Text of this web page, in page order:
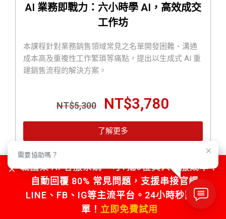
AI 業務即戰力：六小時學 AI，高效成交
工作坊
本課程針對業務銷售領域常見之名單開發困難、溝通
成本高及重複性工作繁瑣等痛點，提出以生成式 AI 重
建銷售流程的解決方案。
NT$5,300 NT$3,780
了解更多
需要協助嗎？
戰國策 AI 客服系統，可1抵5位真人客服成本！
自動回覆 80% 常見問題，支援串接官網、
LINE、FB、IG等主流平台。24小時秒回不漏
單！ 立即免費試用